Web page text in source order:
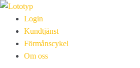
Login
Kundtjänst
Förmånscykel
Om oss